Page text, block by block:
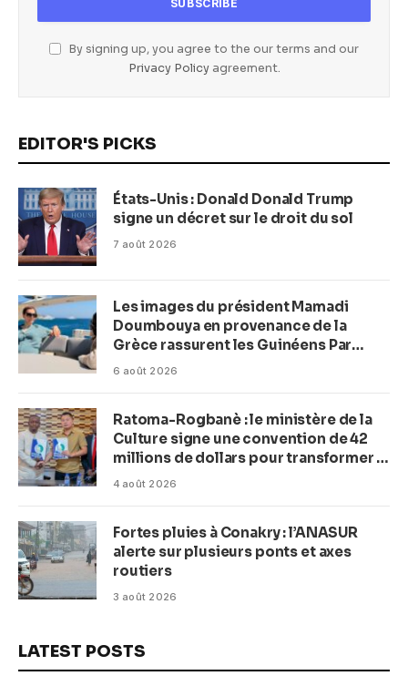
By signing up, you agree to the our terms and our
Privacy Policyagreement.
EDITOR'S PICKS
États-Unis : Donald Donald Trump
signe un décret sur le droit du sol
7 août 2026
Les images du président Mamadi
Doumbouya en provenance de la
Grèce rassurent les Guinéens Par
(Macka Baldé)
6 août 2026
Ratoma-Rogbanè : le ministère de la
Culture signe une convention de 42
millions de dollars pour transformer la
plage en complexe balnéaire
4 août 2026
Fortes pluies à Conakry : l’ANASUR
alerte sur plusieurs ponts et axes
routiers
3 août 2026
LATEST POSTS